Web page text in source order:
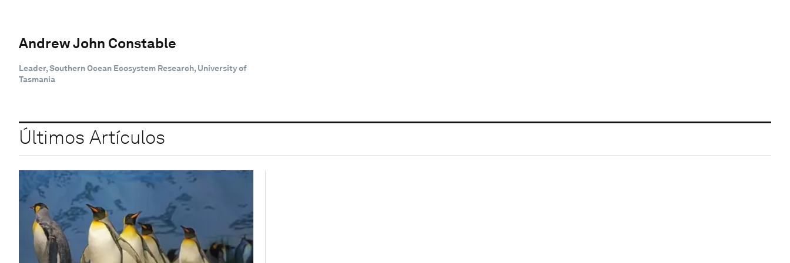
Andrew John Constable
Leader, Southern Ocean Ecosystem Research, University of
Tasmania
Últimos Artículos